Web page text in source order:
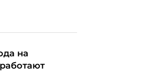
на